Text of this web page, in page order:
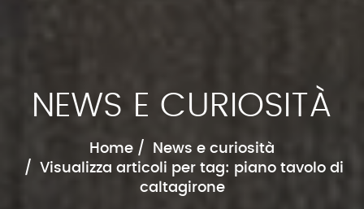
NEWS E CURIOSITÀ
Home
News e curiosità
Visualizza articoli per tag: piano tavolo di
caltagirone